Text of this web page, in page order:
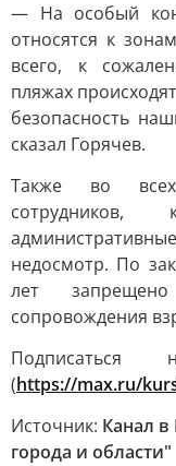
— На особый
относятся к
всего, к
пляжах
безопасность
сказал Горячев.
Также во всех
сотрудников,
недосмотр. По
лет
сопровождения
(https://max.ru/
Источник: Канал
города и области"